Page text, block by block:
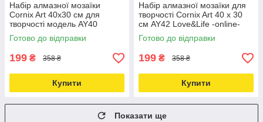
Набір алмазної мозаїки
Cornix Art 40x30 см для
творчості модель AY40
Love&Life -online-multimarket-
Готово до відправки
199 ₴ 358 ₴
Купити
Набір алмазної мозаїки для
творчості Cornix Art 40 x 30
см AY42 Love&Life -online-
multimarket-
Готово до відправки
199 ₴ 358 ₴
Купити
Показати ще